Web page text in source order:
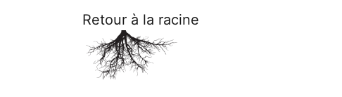
Retour à la racine